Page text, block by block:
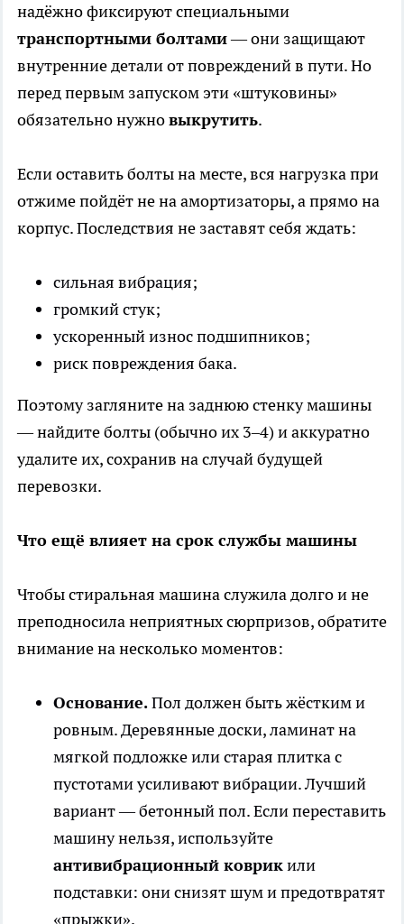
надёжно фиксируют специальными
транспортными болтами— они защищают
внутренние детали от повреждений в пути. Но
перед первым запуском эти «штуковины»
обязательно нужновыкрутить.
Если оставить болты на месте, вся нагрузка при
отжиме пойдёт не на амортизаторы, а прямо на
корпус. Последствия не заставят себя ждать:
сильная вибрация;
громкий стук;
ускоренный износ подшипников;
риск повреждения бака.
Поэтому загляните на заднюю стенку машины
— найдите болты (обычно их 3–4) и аккуратно
удалите их, сохранив на случай будущей
перевозки.
Что ещё влияет на срок службы машины
Чтобы стиральная машина служила долго и не
преподносила неприятных сюрпризов, обратите
внимание на несколько моментов:
Основание.Пол должен быть жёстким и
ровным. Деревянные доски, ламинат на
мягкой подложке или старая плитка с
пустотами усиливают вибрации. Лучший
вариант — бетонный пол. Если переставить
машину нельзя, используйте
антивибрационный коврикили
подставки: они снизят шум и предотвратят
«прыжки».